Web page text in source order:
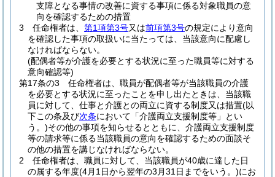
支障となる事情の改善に資する事項に係る対象職員の意
向を確認するための措置
3
任命権者は、 第1項第3号又は前項第3号の規定により意向
を確認した事項の取扱いに当たっては、当該意向に配慮し
なければならない。
(配偶者等が介護を必要とする状況に至った職員等に対する
意向確認等)
第17条の3
任命権者は、職員が配偶者等が当該職員の介護
を必要とする状況に至ったことを申し出たときは、当該職
員に対して、仕事と介護との両立に資する制度又は措置(以
下この条及び次条において「介護両立支援制度等」とい
う。)その他の事項を知らせるとともに、介護両立支援制度
等の請求等に係る当該職員の意向を確認するための面談そ
の他の措置を講じなければならない。
2
任命権者は、職員に対して、当該職員が40歳に達した日
の属する年度(4月1日から翌年の3月31日までをいう。)にお